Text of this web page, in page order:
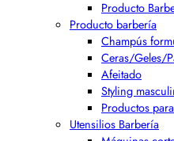
Producto
Producto barbería
Champús
Ceras/Geles/
Afeitado
Styling
Productos
Utensilios Barbería